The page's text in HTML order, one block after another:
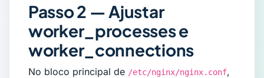
Passo 2 — Ajustar
worker_processes e
worker_connections
No bloco principal de /etc/nginx/nginx.conf,